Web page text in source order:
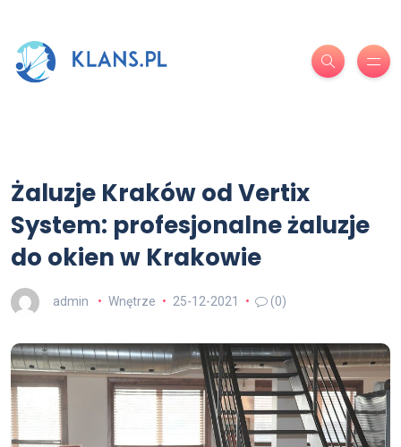
Żaluzje Kraków od Vertix
System: profesjonalne żaluzje
do okien w Krakowie
admin Wnętrze 25-12-2021 (0)